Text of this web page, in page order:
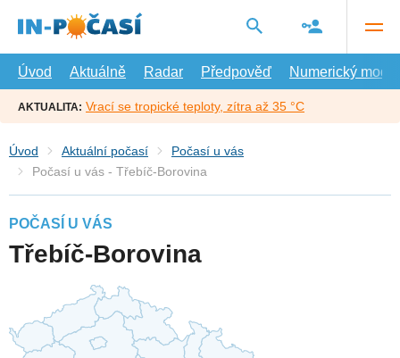
hlavní
Úvod
Aktuálně Radar Předpověď Numerický model
AKTUALITA: Vrací se tropické teploty, zítra až 35 °C
Úvod Aktuální počasí
Počasí u vás
Počasí u vás - Třebíč-Borovina
POČASÍ U VÁS
Třebíč-Borovina